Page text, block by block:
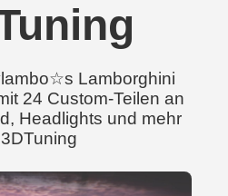
Lamborghini
24 Custom-Teilen an
Headlights und mehr